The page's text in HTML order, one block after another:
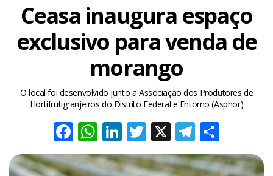
Ceasa inaugura espaço
exclusivo para venda de
morango
O local foi desenvolvido junto a Associação dos Produtores de
Hortifrutigranjeiros do Distrito Federal e Entorno (Asphor)
Facebook
WhatsApp
LinkedIn
Twitter
X